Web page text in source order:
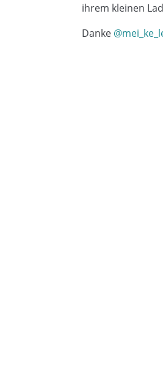
ihrem kleinen
Danke